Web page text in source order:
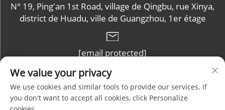
N° 19, Ping'an 1st Road, village de Qingbu, rue Xinya,
district de Huadu, ville de Guangzhou, 1er étage
[email protected]
+86-13632102114
We value your privacy
We use cookies and similar tools to provide our services. If
you don't want to accept all cookies, click Personalize